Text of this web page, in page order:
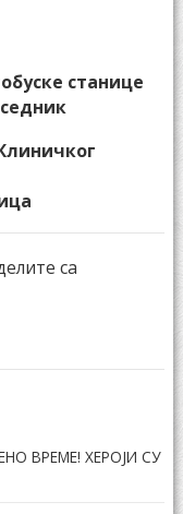
станице
са
ВРЕМЕ! ХЕРОЈИ СУ